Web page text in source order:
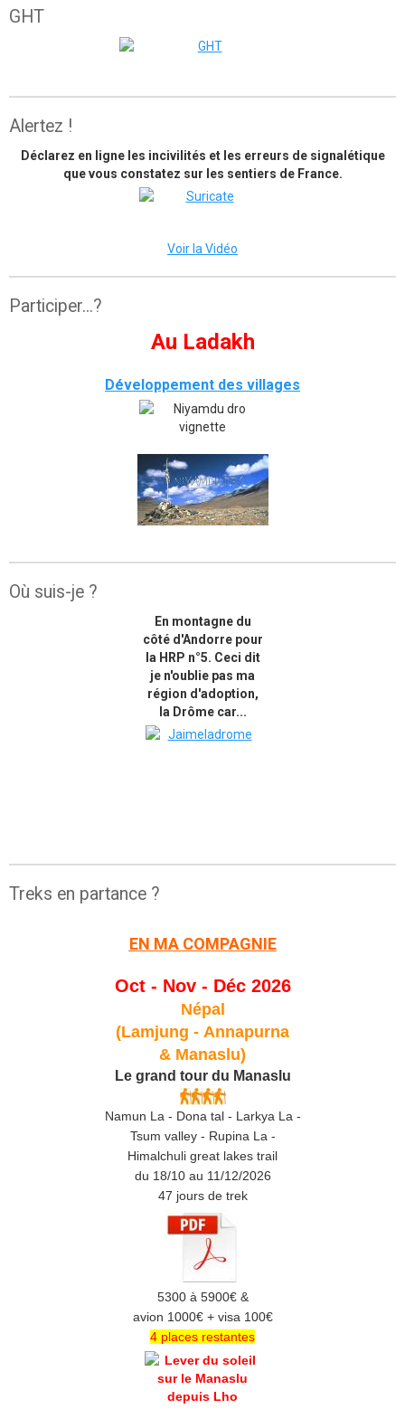
GHT
Alertez !
Déclarez en ligne les incivilités et les erreurs de signalétique
que vous constatez sur les sentiers de France.
Voir la Vidéo
Participer...?
Au Ladakh
Développement des villages
Où suis-je ?
En montagne du
côté d'Andorre pour
la HRP n°5. Ceci dit
je n'oublie pas ma
région d'adoption,
la Drôme car...
Treks en partance ?
EN MA COMPAGNIE
Oct - Nov - Déc 2026
Népal
(Lamjung - Annapurna
& Manaslu)
Le grand tour du Manaslu
Namun La - Dona tal - Larkya La -
Tsum valley - Rupina La -
Himalchuli great lakes trail
du 18/10 au 11/12/2026
47 jours de trek
5300 à 5900€ &
avion 1000€ + visa 100€
4 places restantes